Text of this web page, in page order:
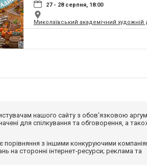
27 - 28 серпня, 18:00
Миколаївський академічний художній
нашого сайту з обов'язковою
для спілкування та обговорення, а
з іншими конкуруючими
на сторонні інтернет-ресурси; реклама та